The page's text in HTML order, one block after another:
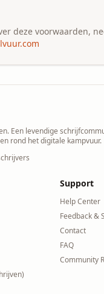
deze voorwaarden,
Een levendige
rond het digitale kampvuur.
Support
Help Center
Feedback &
Contact
FAQ
Community